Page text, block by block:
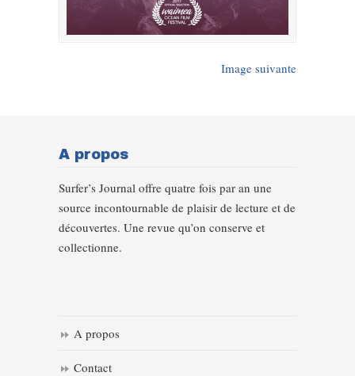
Image suivante
A propos
Surfer’s Journal offre quatre fois par an une
source incontournable de plaisir de lecture et de
découvertes. Une revue qu’on conserve et
collectionne.
A propos
Contact